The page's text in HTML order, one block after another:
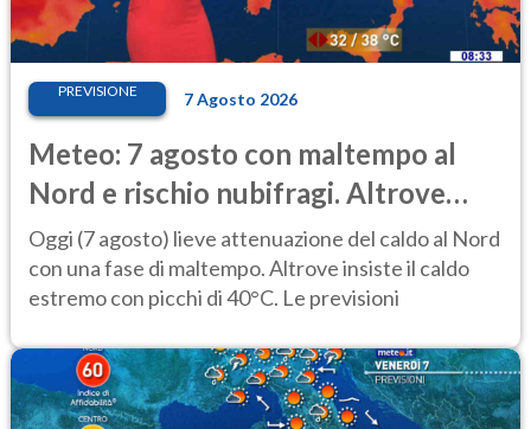
PREVISIONE 7 Agosto 2026
Meteo: 7 agosto con maltempo al
Nord e rischio nubifragi. Altrove
caldo estremo
Oggi (7 agosto) lieve attenuazione del caldo al Nord
con una fase di maltempo. Altrove insiste il caldo
estremo con picchi di 40°C. Le previsioni